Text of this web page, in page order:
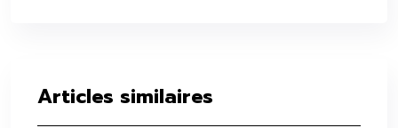
Articles similaires